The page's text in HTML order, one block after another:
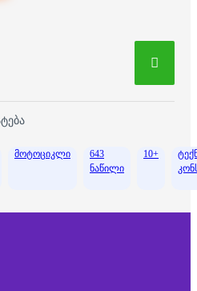
მოტოციკლი
643
ნაწილი
10+